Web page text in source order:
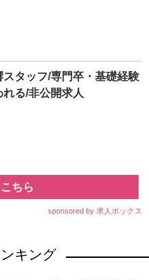
タッフ/専門卒・基礎経験
る/非公開求人
ちら
sponsored by 求人ボックス
キング